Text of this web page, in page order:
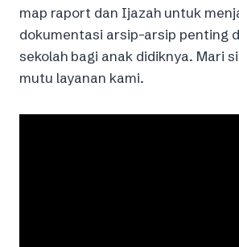
map raport dan Ijazah untuk
dokumentasi arsip-arsip penting
sekolah bagi anak didiknya. Mari
mutu layanan kami.